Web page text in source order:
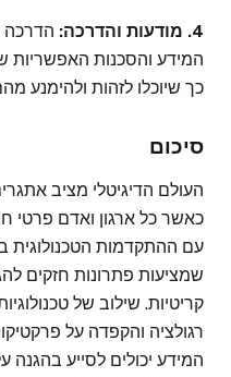
4. מודעות והדרכה:
הדרכה
המידע והסכנות האפשריות
כך שיוכלו לזהות ולהימנע
סיכום
העולם הדיגיטלי מציב
כאשר כל ארגון ואדם פרטי
עם ההתקדמות הטכנולוגית
שמציעות פתרונות חזקים
קריטיות. שילוב של
רגולציה והקפדה על
המידע יכולים לסייע